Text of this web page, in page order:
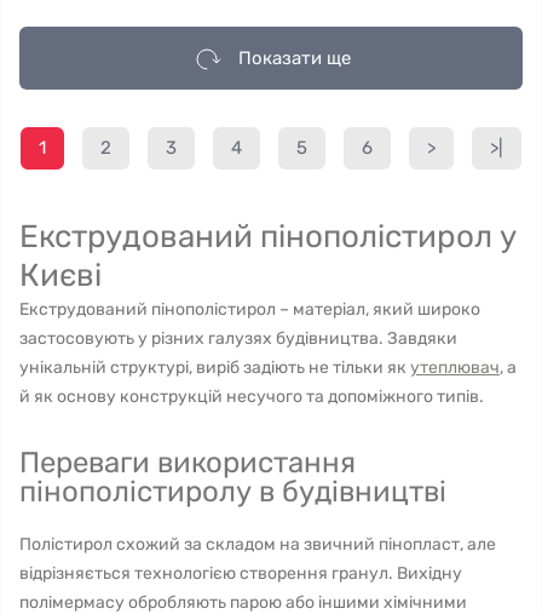
Показати ще
1 2 3 4 5 6 > >|
Екструдований пінополістирол у
Києві
Екструдований пінополістирол – матеріал, який широко
застосовують у різних галузях будівництва. Завдяки
унікальній структурі, виріб задіють не тільки як утеплювач, а
й як основу конструкцій несучого та допоміжного типів.
Переваги використання
пінополістиролу в будівництві
Полістирол схожий за складом на звичний пінопласт, але
відрізняється технологією створення гранул. Вихідну
полімермасу обробляють парою або іншими хімічними